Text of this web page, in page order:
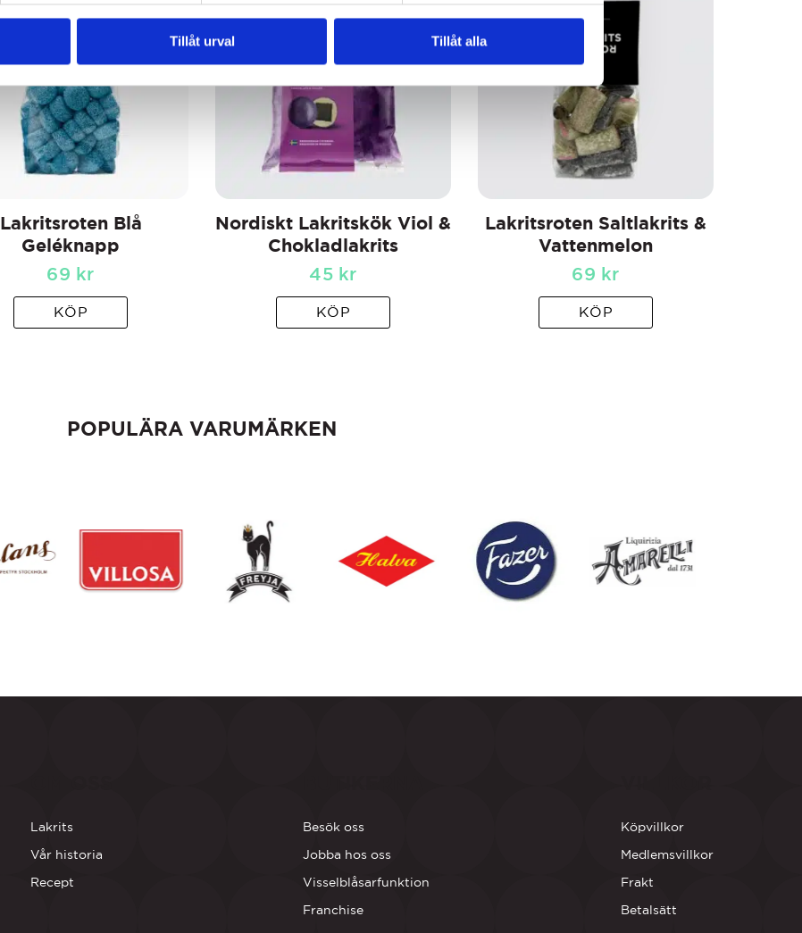
Tillåt urval Tillåt alla
Lakritsroten Blå
Geléknapp
69 kr
KÖP
Nordiskt Lakritskök Viol &
Chokladlakrits
45 kr
KÖP
Lakritsroten Saltlakrits &
Vattenmelon
69 kr
KÖP
POPULÄRA VARUMÄRKEN
Lakrits
Vår historia
Recept
Besök oss
Jobba hos oss
Visselblåsarfunktion
Franchise
Köpvillkor
Medlemsvillkor
Frakt
Betalsätt